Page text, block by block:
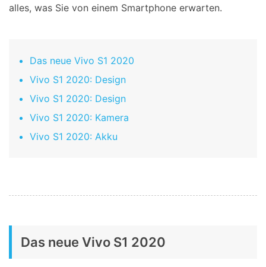
alles, was Sie von einem Smartphone erwarten.
Das neue Vivo S1 2020
Vivo S1 2020: Design
Vivo S1 2020: Design
Vivo S1 2020: Kamera
Vivo S1 2020: Akku
Das neue Vivo S1 2020